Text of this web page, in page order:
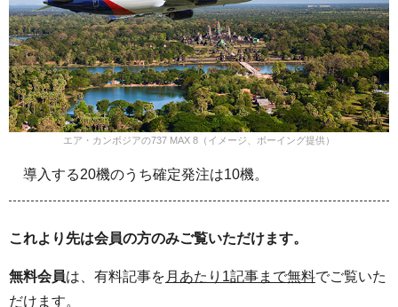
エア・カンボジアの737 MAX 8（イメージ、ボーイング提供）
導入する20機のうち確定発注は10機。
これより先は会員の方のみご覧いただけます。
無料会員は、有料記事を 月あたり1記事まで無料でご覧いた
だけます。